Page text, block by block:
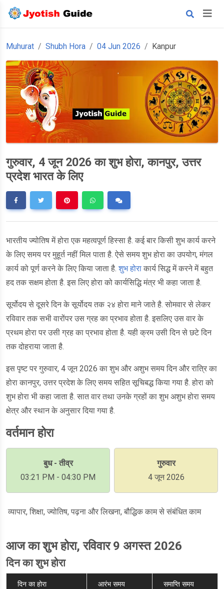
Muhurat Shubh Hora 04 Jun 2026 Kanpur
गुरुवार, 4 जून 2026 का शुभ होरा, कानपुर, उत्तर
प्रदेश भारत के लिए
भारतीय ज्योतिष में होरा एक महत्वपूर्ण हिस्सा है. कई बार किसी शुभ कार्य करने
के लिए समय पर मुहूर्त नहीं मिल पाता है. ऐसे समय शुभ होरा का उपयोग, मंगल
कार्य को पूर्ण करने के लिए किया जाता है.शुभ होरा कार्य सिद्ध में करने में बहुत
हद तक सक्षम होता है. इस लिए होरा को कार्यसिद्धि मंत्र भी कहा जाता है.
सूर्योदय से दूसरे दिन के सूर्योदय तक २४ होरा माने जाते है. सोमवार से लेकर
रविवार तक सभी वारोंपर उस ग्रह का प्रभाव होता है. इसलिए उस वार के
प्रथम होरा पर उसी ग्रह का प्रभाव होता है. यही क्रम उसी दिन से छटे दिन
तक दोहराया जाता है.
इस पृष्ट पर गुरुवार, 4 जून 2026 का शुभ और अशुभ समय दिन और रात्रि का
होरा कानपुर, उत्तर प्रदेश के लिए समय सहित सूचिबद्ध किया गया है. होरा को
शुभ होरा भी कहा जाता है. सात वार तथा उनके ग्रहों का शुभ अशुभ होरा समय
क्षेत्र और स्थान के अनुसार दिया गया है.
वर्तमान होरा
बुध - तीव्र
03:21 PM - 04:30 PM
गुरुवार
4 जून 2026
व्यापार, शिक्षा, ज्योतिष, पढ़ना और लिखना, बौद्धिक काम से संबंधित काम
आज का शुभ होरा, रविवार 9 अगस्त 2026
दिन का शुभ होरा
दिन का होरा आरंभ समय समाप्ति समय